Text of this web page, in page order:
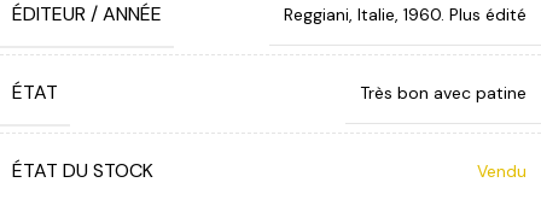
ÉDITEUR / ANNÉE Reggiani, Italie, 1960. Plus édité
ÉTAT Très bon avec patine
ÉTAT DU STOCK Vendu